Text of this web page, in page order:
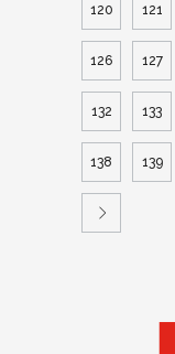
120 121
126 127
132 133
138 139